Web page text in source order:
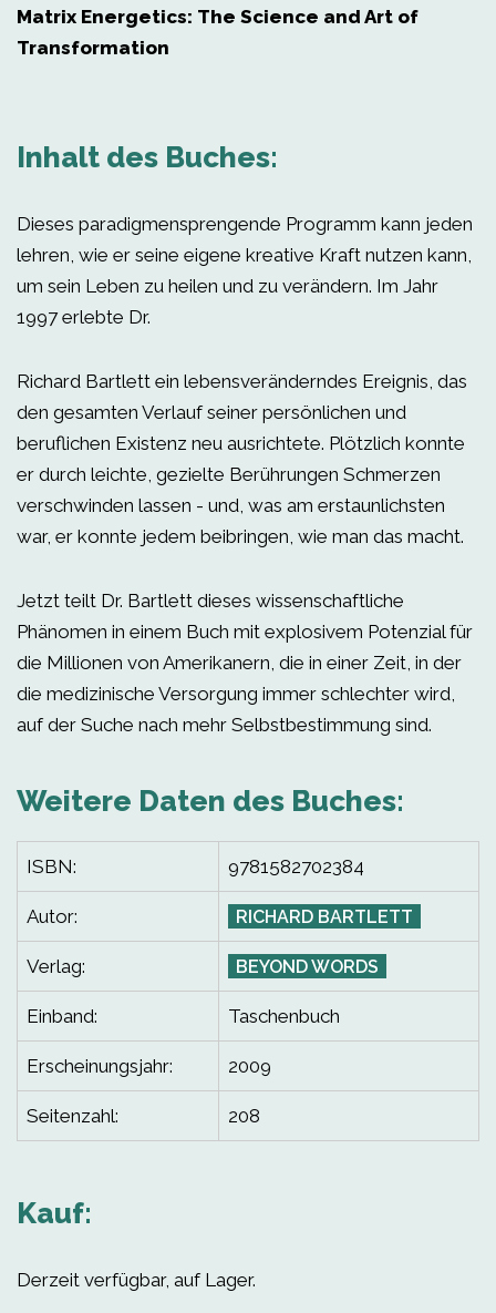
Matrix Energetics: The Science and Art of
Transformation
Inhalt des Buches:
Dieses paradigmensprengende Programm kann jeden
lehren, wie er seine eigene kreative Kraft nutzen kann,
um sein Leben zu heilen und zu verändern. Im Jahr
1997 erlebte Dr.
Richard Bartlett ein lebensveränderndes Ereignis, das
den gesamten Verlauf seiner persönlichen und
beruflichen Existenz neu ausrichtete. Plötzlich konnte
er durch leichte, gezielte Berührungen Schmerzen
verschwinden lassen - und, was am erstaunlichsten
war, er konnte jedem beibringen, wie man das macht.
Jetzt teilt Dr. Bartlett dieses wissenschaftliche
Phänomen in einem Buch mit explosivem Potenzial für
die Millionen von Amerikanern, die in einer Zeit, in der
die medizinische Versorgung immer schlechter wird,
auf der Suche nach mehr Selbstbestimmung sind.
Weitere Daten des Buches:
ISBN: 9781582702384
Autor: RICHARD BARTLETT
Verlag: BEYOND WORDS
Einband: Taschenbuch
Erscheinungsjahr: 2009
Seitenzahl: 208
Kauf:
Derzeit verfügbar, auf Lager.